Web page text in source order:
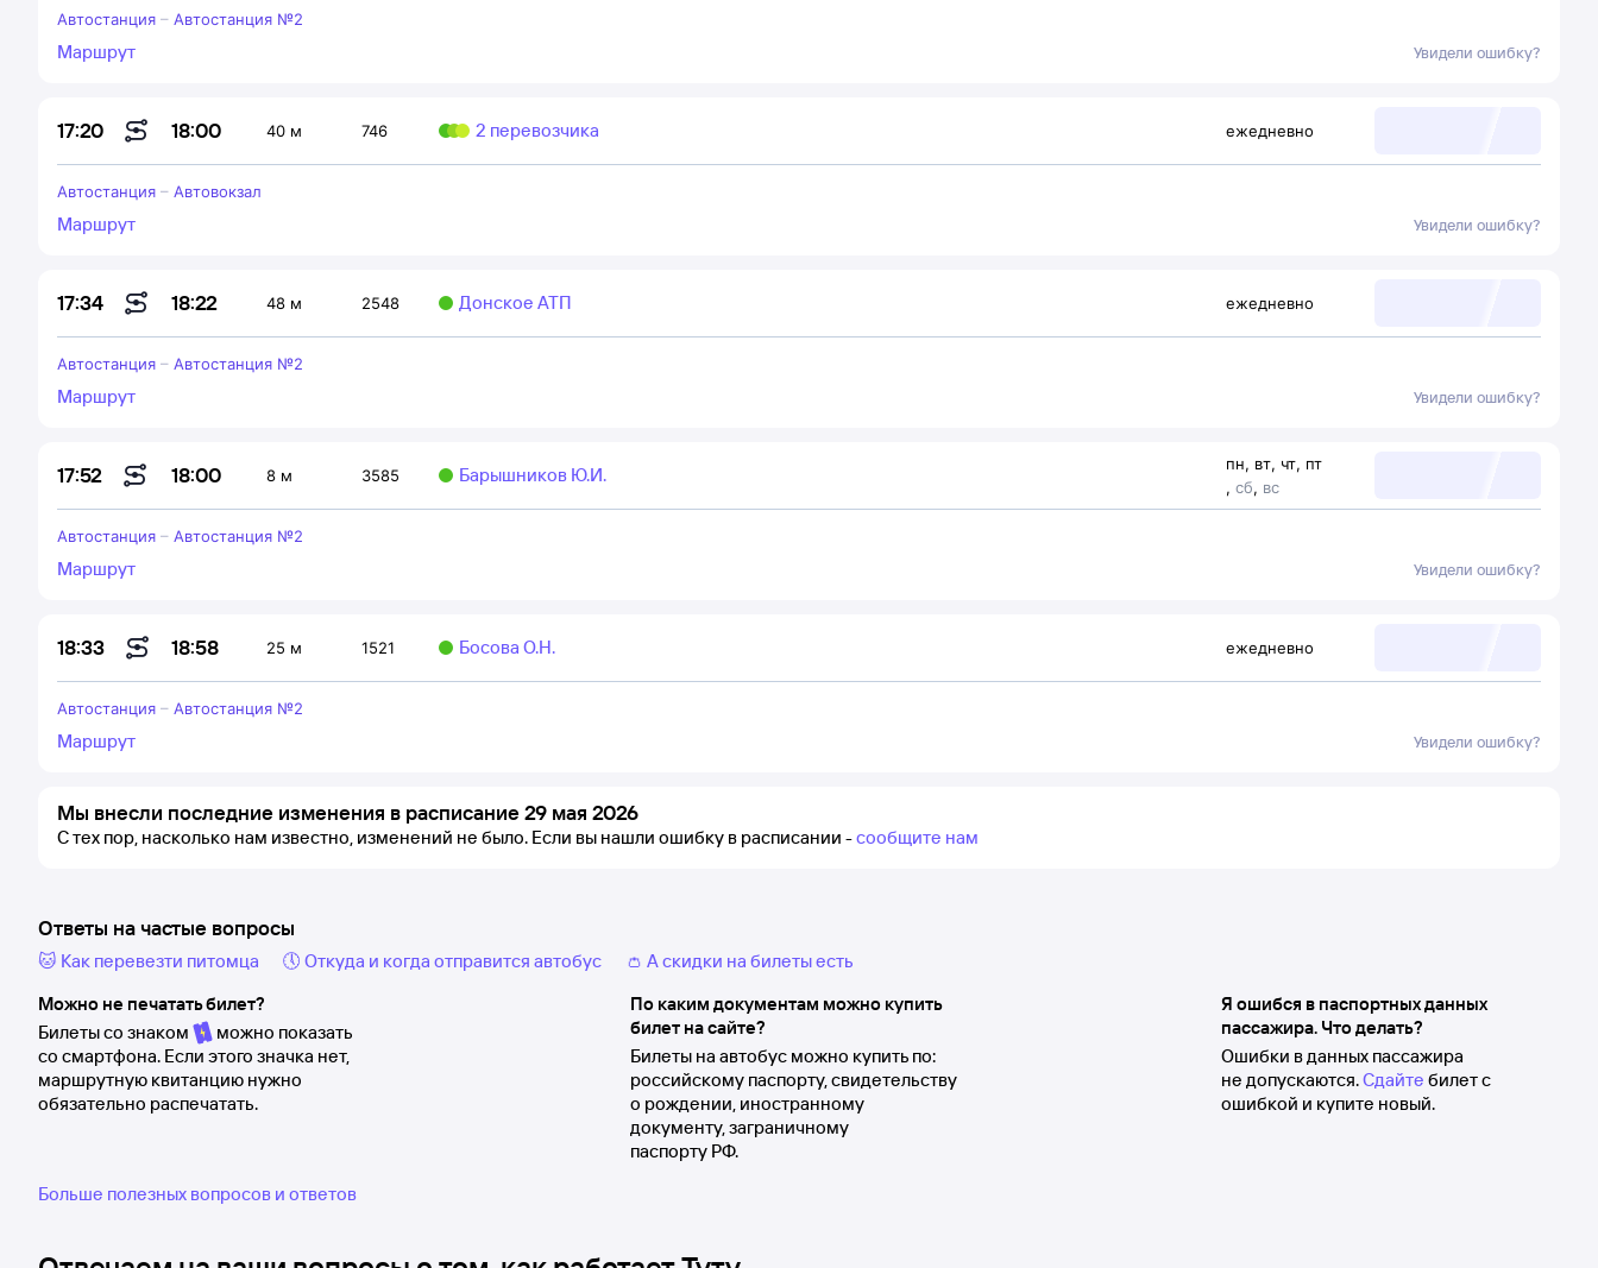
Автостанция – Автостанция №2
Маршрут Увидели ошибку?
17:20 18:00 40 м 746 2 перевозчика ежедневно
Автостанция – Автовокзал
Маршрут Увидели ошибку?
17:34 18:22 48 м 2548 Донское АТП ежедневно
Автостанция – Автостанция №2
Маршрут Увидели ошибку?
17:52 18:00 8 м 3585 Барышников Ю.И. пн, вт, чт, пт
, сб, вс
Автостанция – Автостанция №2
Маршрут Увидели ошибку?
18:33 18:58 25 м 1521 Босова О.Н. ежедневно
Автостанция – Автостанция №2
Маршрут Увидели ошибку?
Мы внесли последние изменения в расписание 29 мая 2026
С тех пор, насколько нам известно, изменений не было. Если вы нашли ошибку в расписании -сообщите нам
Ответы на частые вопросы
🐱 Как перевезти питомца 🕔 Откуда и когда отправится автобус
👛 А скидки на билеты есть
Можно не печатать билет?
Билеты со знаком
можно показать
со смартфона. Если этого значка нет,
маршрутную квитанцию нужно
обязательно распечатать.
По каким документам можно купить
билет на сайте?
Билеты на автобус можно купить по:
российскому паспорту, свидетельству
о рождении, иностранному
документу, заграничному
паспорту РФ.
Я ошибся в паспортных данных
пассажира. Что делать?
Ошибки в данных пассажира
не допускаются.Сдайте билет с
ошибкой и купите новый.
Больше полезных вопросов и ответов